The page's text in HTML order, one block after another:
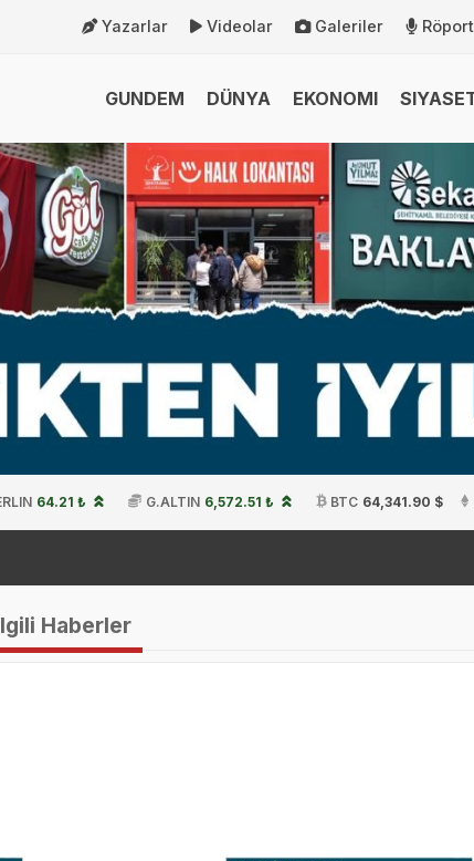
Yazarlar Videolar Galeriler
GUNDEM DÜNYA EKONOMI
64.21 ₺ G.ALTIN 6,572.51 ₺ BTC 64,341.90 $
Haberler